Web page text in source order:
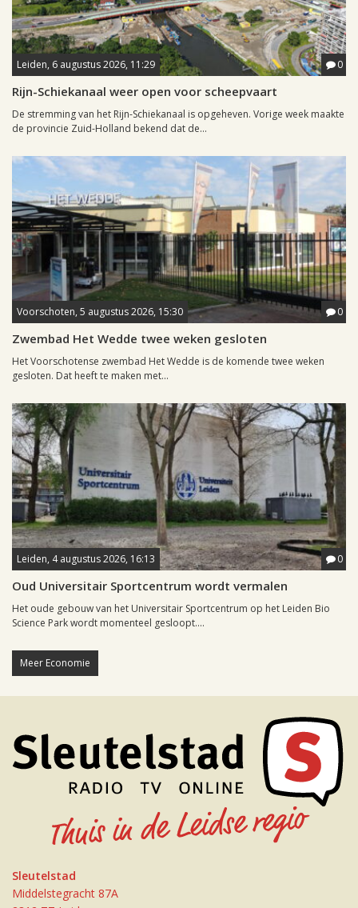
Leiden, 6 augustus 2026, 11:29 0
Rijn-Schiekanaal weer open voor scheepvaart
De stremming van het Rijn-Schiekanaal is opgeheven. Vorige week maakte
de provincie Zuid-Holland bekend dat de...
Voorschoten, 5 augustus 2026, 15:30 0
Zwembad Het Wedde twee weken gesloten
Het Voorschotense zwembad Het Wedde is de komende twee weken
gesloten. Dat heeft te maken met...
Leiden, 4 augustus 2026, 16:13 0
Oud Universitair Sportcentrum wordt vermalen
Het oude gebouw van het Universitair Sportcentrum op het Leiden Bio
Science Park wordt momenteel gesloopt....
Meer Economie
Sleutelstad
Middelstegracht 87A